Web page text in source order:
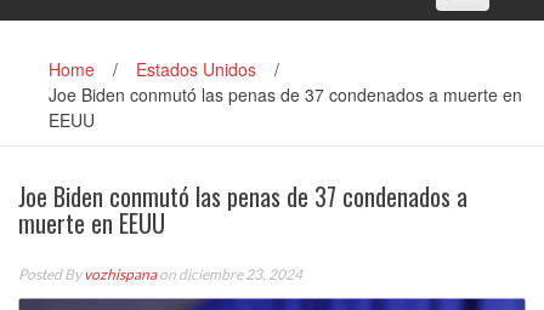
Home / Estados Unidos
/
Joe Biden conmutó las penas de 37 condenados a muerte en
EEUU
Joe Biden conmutó las penas de 37 condenados a
muerte en EEUU
Posted Byvozhispanaon diciembre 23, 2024